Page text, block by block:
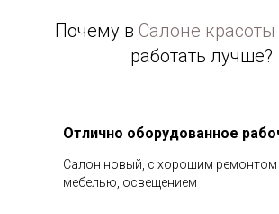
Почему в Салоне красоты
работать лучше?
Отлично оборудованное
Салон новый, с хорошим ремонтом
мебелью, освещением